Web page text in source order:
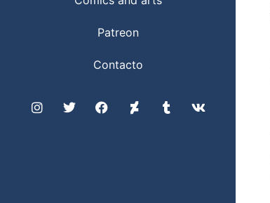
Patreon
Contacto